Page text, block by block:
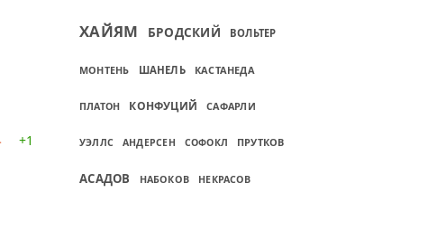
+1
ХАЙЯМ БРОДСКИЙ ВОЛЬТЕР
МОНТЕНЬ ШАНЕЛЬ КАСТАНЕДА
ПЛАТОН КОНФУЦИЙ САФАРЛИ
УЭЛЛС АНДЕРСЕН СОФОКЛ ПРУТКОВ
АСАДОВ НАБОКОВ НЕКРАСОВ